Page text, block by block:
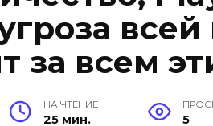
за всем
НА ЧТЕНИЕ
25 мин. 5